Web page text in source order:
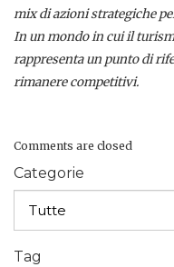
mix di azioni strategiche
In un mondo in cui il
rappresenta un punto di
rimanere competitivi.
Comments are closed
Categorie
Tag